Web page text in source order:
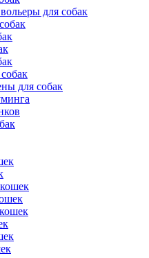
для собак
для собак